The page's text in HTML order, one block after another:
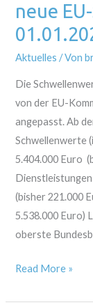
neue
Aktuelles / Von
Die
von der EU-
angepasst. Ab
Schwellenwerte
5.404.000 Euro
(bisher 221.000
5.538.000 Euro)
oberste
neue
EU-
ab
01.01.2026
Read More »